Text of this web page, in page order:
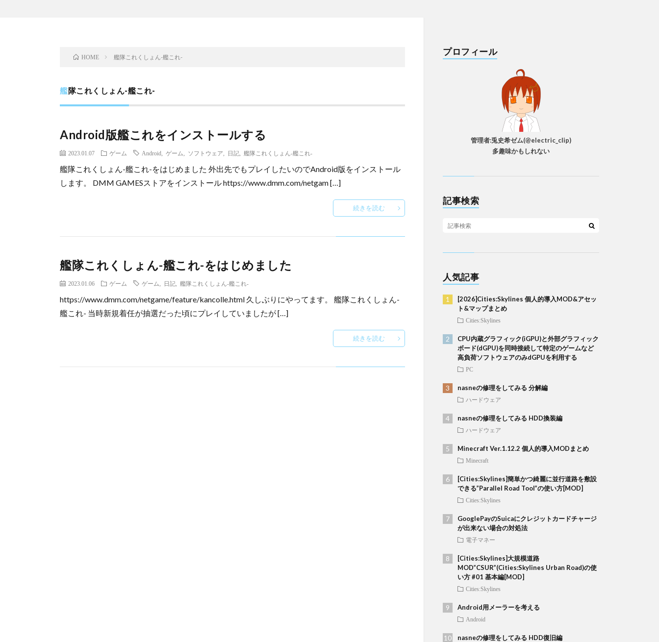
HOME 艦隊これくしょん-艦これ-
艦隊これくしょん-艦これ-
Android版艦これをインストールする
2023.01.07 ゲーム Android ゲーム ソフトウェア 日記 艦隊これくしょん-艦これ-
艦隊これくしょん-艦これ-をはじめました 外出先でもプレイしたいのでAndroid版をインストール
します。 DMM GAMESストアをインストール https://www.dmm.com/netgam […]
続きを読む
艦隊これくしょん-艦これ-をはじめました
2023.01.06 ゲーム ゲーム 日記 艦隊これくしょん-艦これ-
https://www.dmm.com/netgame/feature/kancolle.html 久しぶりにやってます。 艦隊これくしょん-
艦これ- 当時新規着任が抽選だった頃にプレイしていましたが […]
続きを読む
プロフィール
管理者:兎史希ゼム(@electric_clip)
多趣味かもしれない
記事検索
人気記事
[2026]Cities:Skylines 個人的導入MOD&アセッ
ト&マップまとめ
Cities:Skylines
CPU内蔵グラフィック(iGPU)と外部グラフィック
ボード(dGPU)を同時接続して特定のゲームなど
高負荷ソフトウェアのみdGPUを利用する
PC
nasneの修理をしてみる 分解編
ハードウェア
nasneの修理をしてみる HDD換装編
ハードウェア
Minecraft Ver.1.12.2 個人的導入MODまとめ
Minecraft
[Cities:Skylines]簡単かつ綺麗に並行道路を敷設
できる”Parallel Road Tool”の使い方[MOD]
Cities:Skylines
GooglePayのSuicaにクレジットカードチャージ
が出来ない場合の対処法
電子マネー
[Cities:Skylines]大規模道路
MOD”CSUR”(Cities:Skylines Urban Road)の使
い方 #01 基本編[MOD]
Cities:Skylines
Android用メーラーを考える
Android
nasneの修理をしてみる HDD復旧編